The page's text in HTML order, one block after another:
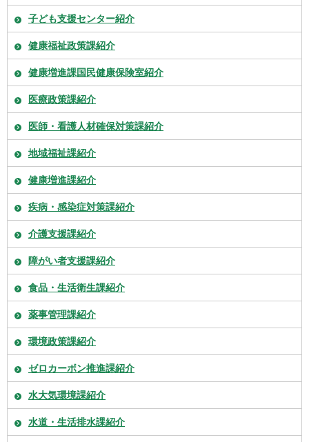
子ども支援センター紹介
健康福祉政策課紹介
健康増進課国民健康保険室紹介
医療政策課紹介
医師・看護人材確保対策課紹介
地域福祉課紹介
健康増進課紹介
疾病・感染症対策課紹介
介護支援課紹介
障がい者支援課紹介
食品・生活衛生課紹介
薬事管理課紹介
環境政策課紹介
ゼロカーボン推進課紹介
水大気環境課紹介
水道・生活排水課紹介